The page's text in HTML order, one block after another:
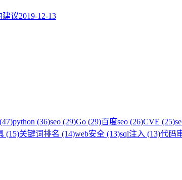
建议2019-12-13
python (36)seo (29)Go (29)百度seo (26)CVE (25)
(15)关键词排名 (14)web安全 (13)sql注入 (13)代码